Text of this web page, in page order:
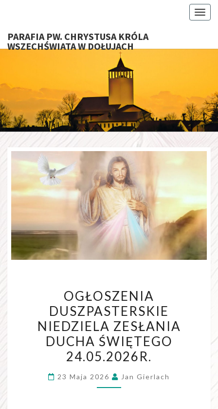
PARAFIA PW. CHRYSTUSA KRÓLA
WSZECHŚWIATA W DOŁUJACH
W
OGŁOSZENIA
DUSZPASTERSKIE
NIEDZIELA ZESŁANIA
DUCHA ŚWIĘTEGO
24.05.2026R.
23 Maja 2026 Jan Gierlach